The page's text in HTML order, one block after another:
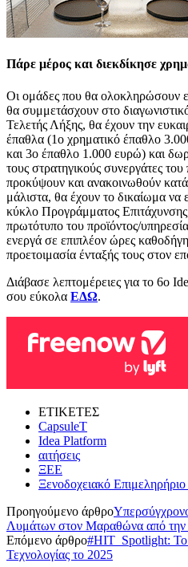
Πάρε μέρος και διεκδίκησε
Οι ομάδες που θα ολοκληρώσουν
θα συμμετάσχουν στο
Τελετής Λήξης, θα έχουν την
έπαθλα (1ο χρηματικό έπαθλο
και 3ο έπαθλο 1.000 ευρώ) και
τους στρατηγικούς συνεργάτες
προκύψουν και ανακοινωθούν κατά
μάλιστα, θα έχουν το δικαίωμα να
κύκλο Προγράμματος
πρωτότυπο του προϊόντος/
ενεργά σε επιπλέον ώρες
προετοιμασία ένταξής τους στον
Διάβασε λεπτομέρειες για το 6ο
σου εύκολα ΕΔΩ.
ΕΤΙΚΕΤΕΣ
CapsuleT
Idea Platform
αιτήσεις
ΞΕΕ
Ξενοδοχειακό
Προηγούμενο άρθρο
Λυμάτων στον Μαραθώνα από
Επόμενο άρθρο#HIT_Spotlight: Το
Τεχνολογίας το 2025